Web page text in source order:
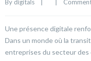
By digitals
Une présence digitale
Dans un monde où la
entreprises du secteur